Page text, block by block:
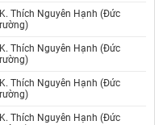
Thích Nguyên Hạnh (Đức
Thích Nguyên Hạnh (Đức
Thích Nguyên Hạnh (Đức
Thích Nguyên Hạnh (Đức